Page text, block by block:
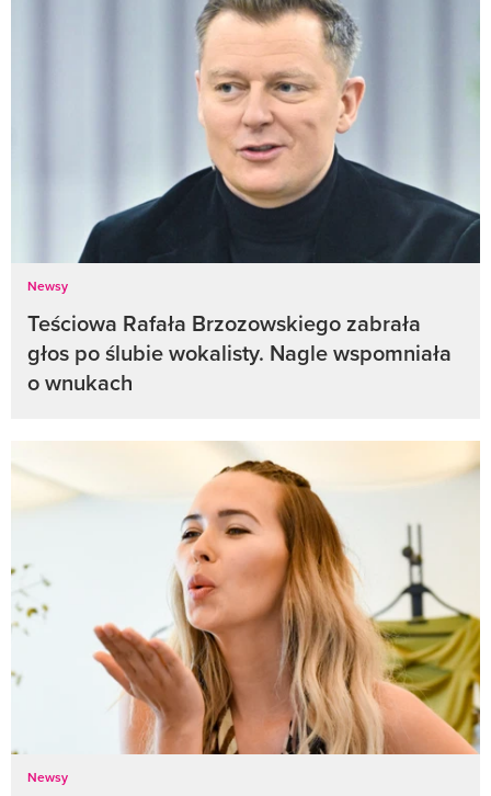
Newsy
Teściowa Rafała Brzozowskiego zabrała
głos po ślubie wokalisty. Nagle wspomniała
o wnukach
Newsy